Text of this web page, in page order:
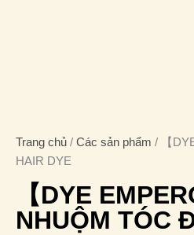
Trang chủ / Các sản phẩm / 【
HAIR DYE
【DYE
NHUỘM TÓC